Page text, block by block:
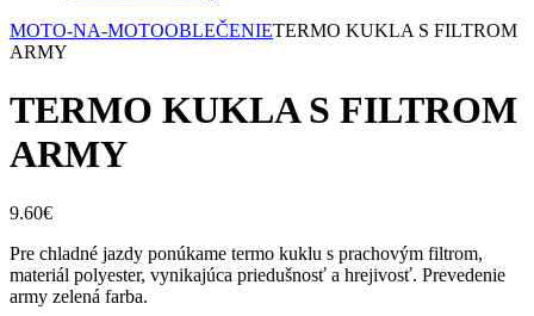
MOTO-NA-MOTOOBLEČENIETERMO KUKLA S FILTROM
ARMY
TERMO KUKLA S FILTROM
ARMY
9.60€
Pre chladné jazdy ponúkame termo kuklu s prachovým filtrom,
materiál polyester, vynikajúca priedušnosť a hrejivosť. Prevedenie
army zelená farba.